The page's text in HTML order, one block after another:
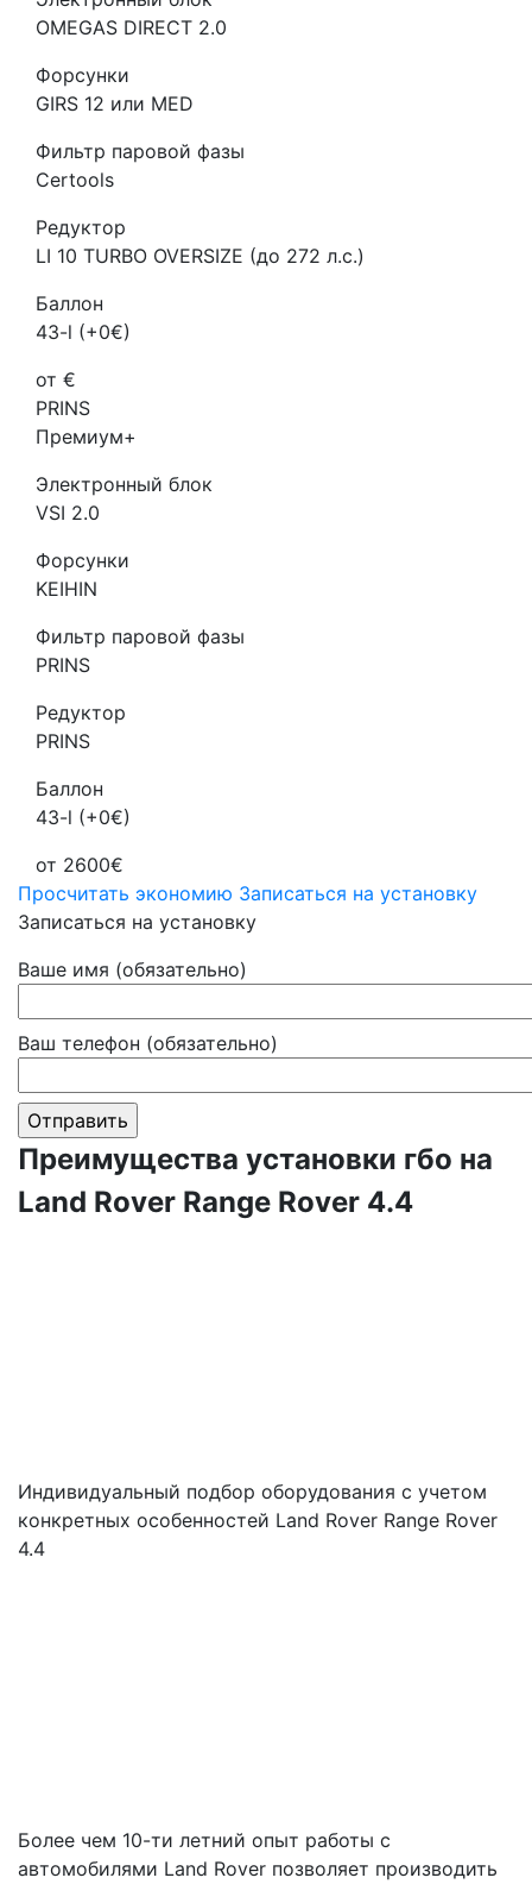
OMEGAS DIRECT 2.0
Форсунки
GIRS 12 или MED
Фильтр паровой фазы
Certools
Редуктор
LI 10 TURBO OVERSIZE (до 272 л.с.)
Баллон
43-l (+0€)
от €
PRINS
Премиум+
Электронный блок
VSI 2.0
Форсунки
KEIHIN
Фильтр паровой фазы
PRINS
Редуктор
PRINS
Баллон
43-l (+0€)
от 2600€
Просчитать экономию Записаться на установку
Записаться на установку
Ваше имя (обязательно)
Ваш телефон (обязательно)
Преимущества установки гбо на
Land Rover Range Rover 4.4
Индивидуальный подбор оборудования с учетом
конкретных особенностей Land Rover Range Rover
4.4
Более чем 10-ти летний опыт работы с
автомобилями Land Rover позволяет производить